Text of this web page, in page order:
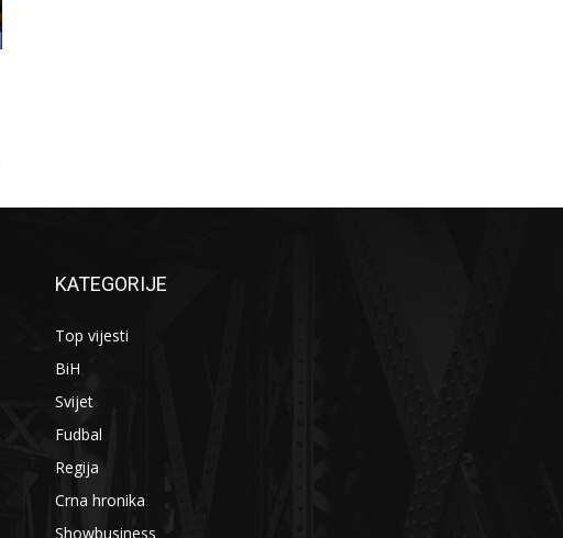
KATEGORIJE
Top vijesti
BiH
Svijet
Fudbal
Regija
Crna hronika
Showbusiness